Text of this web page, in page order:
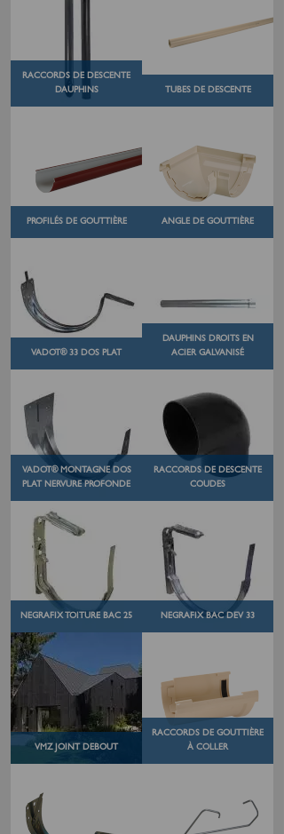
RACCORDS DE DESCENTE
DAUPHINS
TUBES DE DESCENTE
PROFILÉS DE GOUTTIÈRE ANGLE DE GOUTTIÈRE
VADOT® 33 DOS PLAT
DAUPHINS DROITS EN
ACIER GALVANISÉ
VADOT® MONTAGNE DOS
PLAT NERVURE PROFONDE
RACCORDS DE DESCENTE
COUDES
NEGRAFIX TOITURE BAC 25 NEGRAFIX BAC DEV 33
VMZ JOINT DEBOUT
RACCORDS DE GOUTTIÈRE
À COLLER